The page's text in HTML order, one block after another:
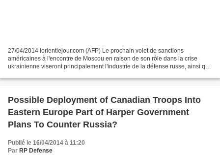
27/04/2014 lorientlejour.com (AFP) Le prochain volet de sanctions
américaines à l'encontre de Moscou en raison de son rôle dans la crise
ukrainienne viseront principalement l'industrie de la défense russe, ainsi que
Possible Deployment of Canadian Troops Into
Eastern Europe Part of Harper Government
Plans To Counter Russia?
Publié le 16/04/2014 à 11:20
Par RP Defense